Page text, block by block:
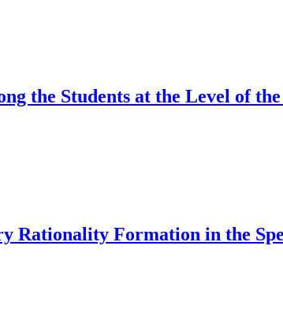
the Students at the Level of
Rationality Formation in the